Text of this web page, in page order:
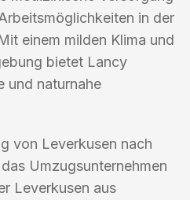
in der
einem milden Klima und
bietet Lancy
und naturnahe
von Leverkusen nach
Umzugsunternehmen
Leverkusen aus